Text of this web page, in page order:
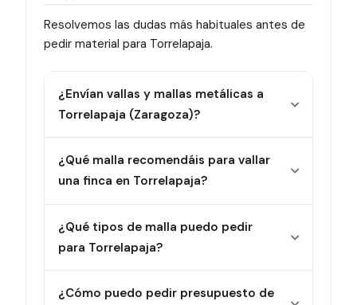
Resolvemos las dudas más habituales antes de
pedir material para Torrelapaja.
¿Envían vallas y mallas metálicas a
Torrelapaja (Zaragoza)?
¿Qué malla recomendáis para vallar
una finca en Torrelapaja?
¿Qué tipos de malla puedo pedir
para Torrelapaja?
¿Cómo puedo pedir presupuesto de